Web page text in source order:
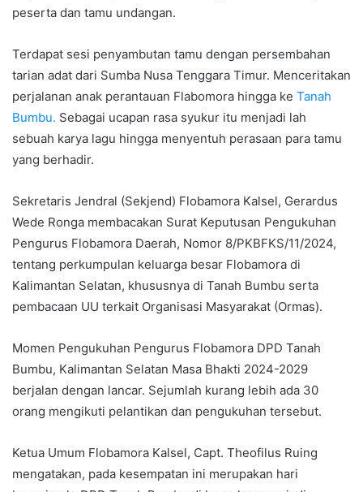
peserta dan tamu undangan.
Terdapat sesi penyambutan tamu dengan persembahan
tarian adat dari Sumba Nusa Tenggara Timur. Menceritakan
perjalanan anak perantauan Flabomora hingga ke Tanah
Bumbu. Sebagai ucapan rasa syukur itu menjadi lah
sebuah karya lagu hingga menyentuh perasaan para tamu
yang berhadir.
Sekretaris Jendral (Sekjend) Flobamora Kalsel, Gerardus
Wede Ronga membacakan Surat Keputusan Pengukuhan
Pengurus Flobamora Daerah, Nomor 8/PKBFKS/11/2024,
tentang perkumpulan keluarga besar Flobamora di
Kalimantan Selatan, khususnya di Tanah Bumbu serta
pembacaan UU terkait Organisasi Masyarakat (Ormas).
Momen Pengukuhan Pengurus Flobamora DPD Tanah
Bumbu, Kalimantan Selatan Masa Bhakti 2024-2029
berjalan dengan lancar. Sejumlah kurang lebih ada 30
orang mengikuti pelantikan dan pengukuhan tersebut.
Ketua Umum Flobamora Kalsel, Capt. Theofilus Ruing
mengatakan, pada kesempatan ini merupakan hari